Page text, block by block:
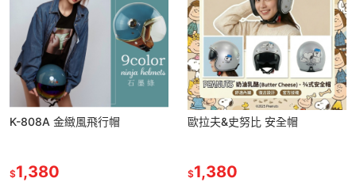
K-808A 金緻風飛行帽
$1,380
歐拉夫&史努比 安全帽
$1,380